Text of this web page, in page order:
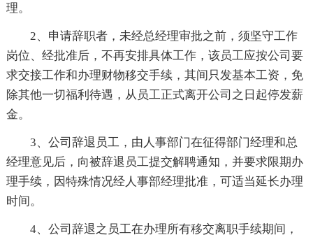
理。
2、申请辞职者，未经总经理审批之前，须坚守工作
岗位、经批准后，不再安排具体工作，该员工应按公司要
求交接工作和办理财物移交手续，其间只发基本工资，免
除其他一切福利待遇，从员工正式离开公司之日起停发薪
金。
3、公司辞退员工，由人事部门在征得部门经理和总
经理意见后，向被辞退员工提交解聘通知，并要求限期办
理手续，因特殊情况经人事部经理批准，可适当延长办理
时间。
4、公司辞退之员工在办理所有移交离职手续期间，